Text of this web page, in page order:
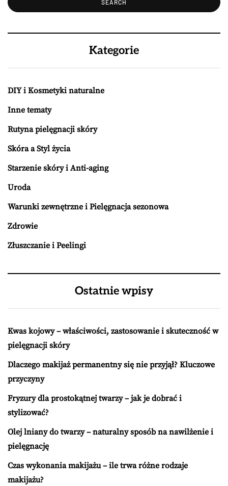
Kategorie
DIY i Kosmetyki naturalne
Inne tematy
Rutyna pielęgnacji skóry
Skóra a Styl życia
Starzenie skóry i Anti-aging
Uroda
Warunki zewnętrzne i Pielęgnacja sezonowa
Zdrowie
Złuszczanie i Peelingi
Ostatnie wpisy
Kwas kojowy – właściwości, zastosowanie i skuteczność w
pielęgnacji skóry
Dlaczego makijaż permanentny się nie przyjął? Kluczowe
przyczyny
Fryzury dla prostokątnej twarzy – jak je dobrać i
stylizować?
Olej lniany do twarzy – naturalny sposób na nawilżenie i
pielęgnację
Czas wykonania makijażu – ile trwa różne rodzaje
makijażu?